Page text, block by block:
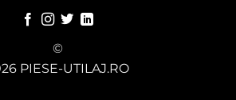
©
PIESE-UTILAJ.RO